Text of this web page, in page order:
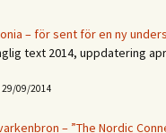
– för sent för en ny
text 2014, uppdatering
29/09/2014
– ”The Nordic